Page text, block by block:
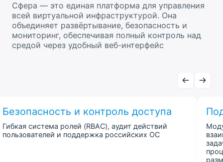
Сфера — это единая платформа для управления
всей виртуальной инфраструктурой. Она
объединяет развёртывание, безопасность и
мониторинг, обеспечивая полный контроль над
средой через удобный веб-интерфейс